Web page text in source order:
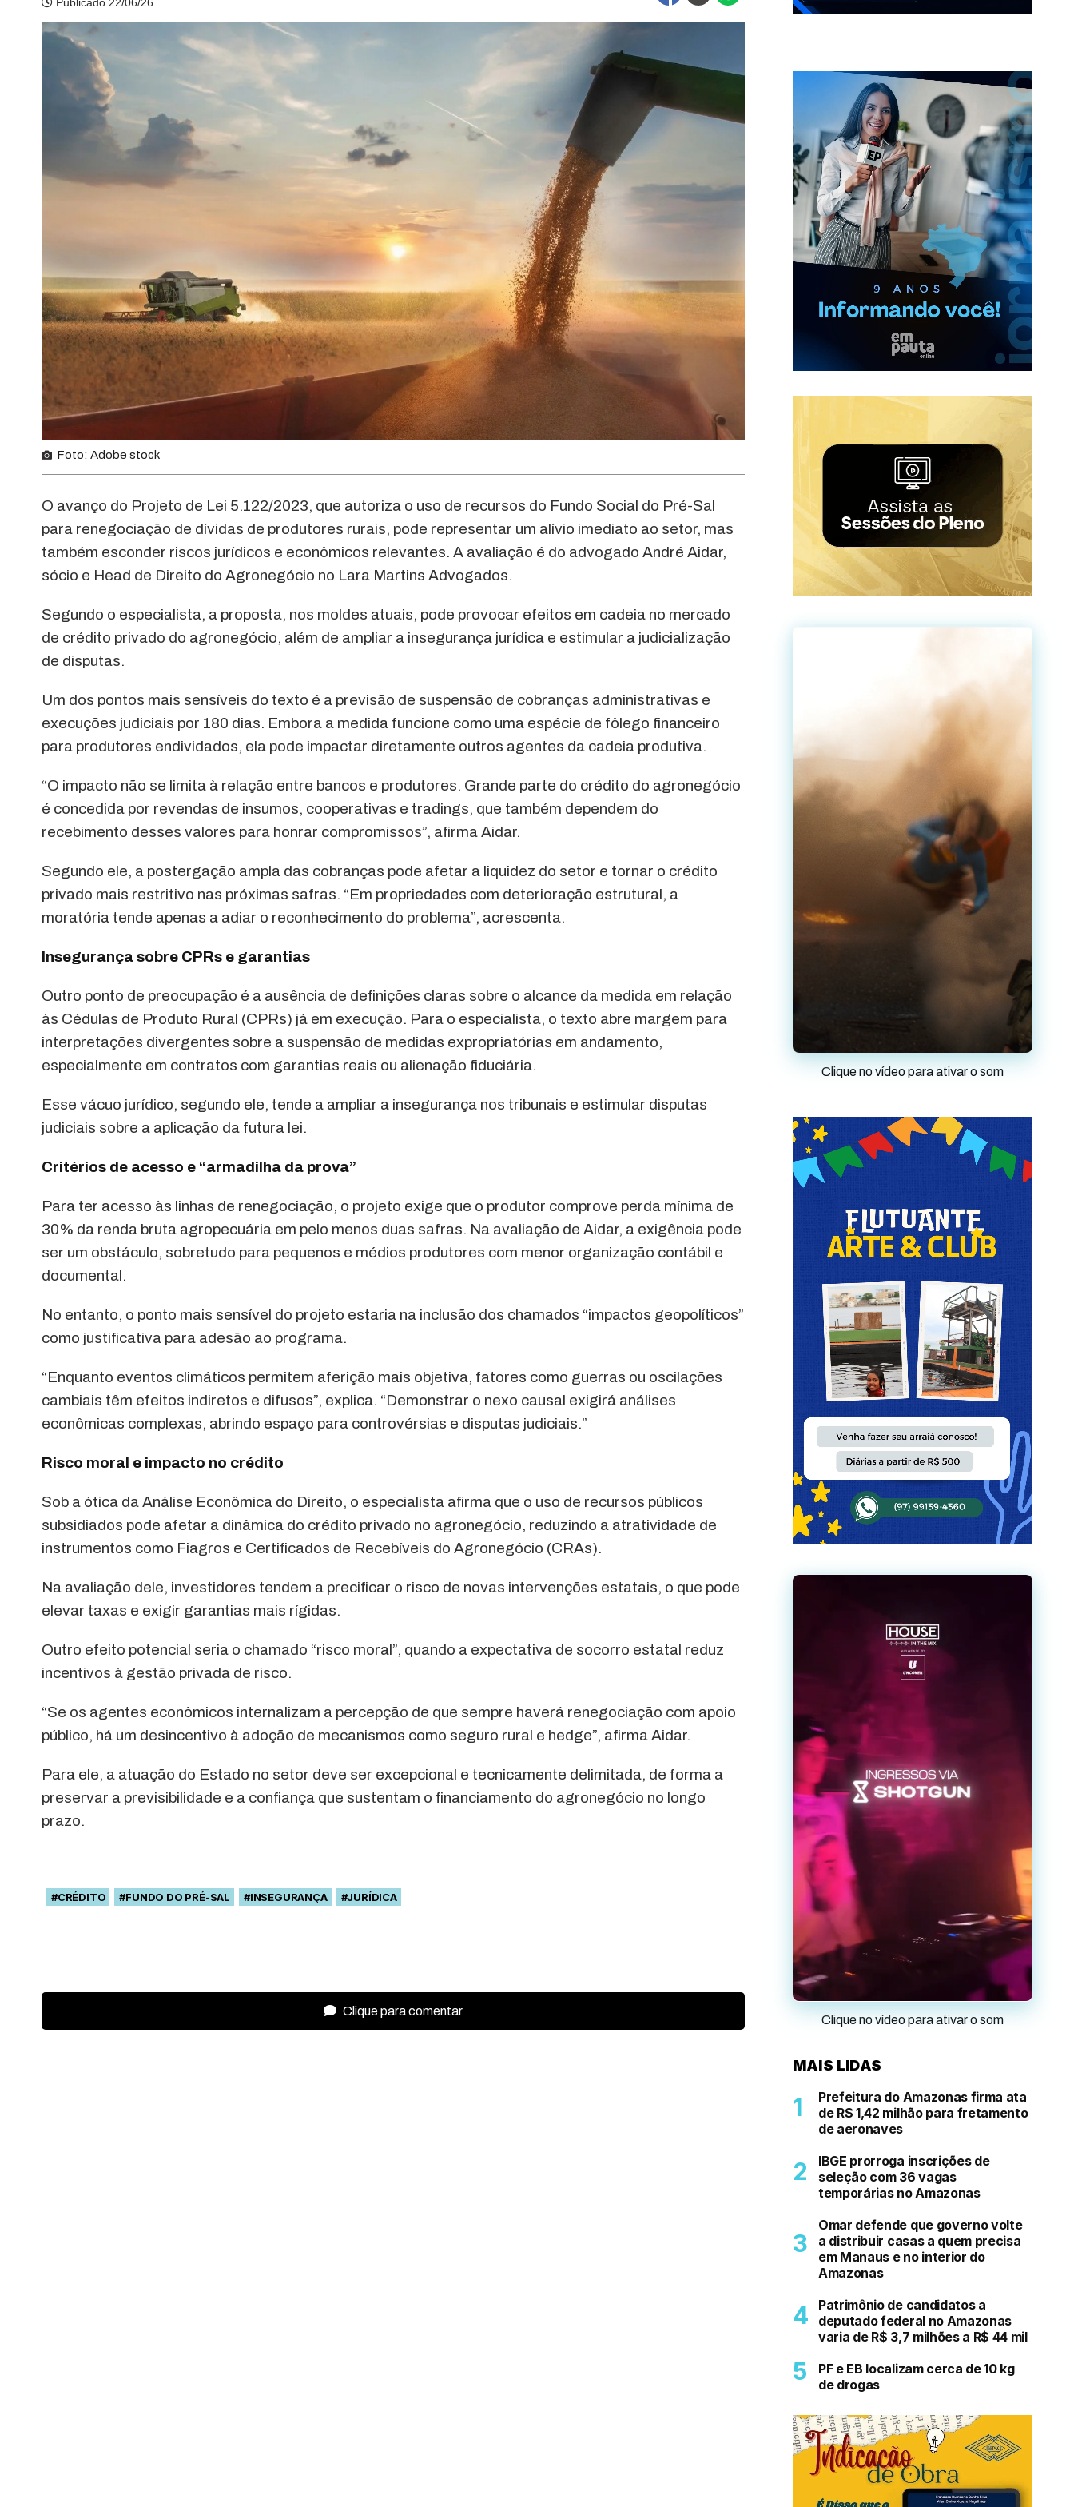
Foto: Adobe stock
O avanço do Projeto de Lei 5.122/2023, que autoriza o uso de recursos do Fundo Social do Pré-Sal
para renegociação de dívidas de produtores rurais, pode representar um alívio imediato ao setor, mas
também esconder riscos jurídicos e econômicos relevantes. A avaliação é do advogado André Aidar,
sócio e Head de Direito do Agronegócio no Lara Martins Advogados.
Segundo o especialista, a proposta, nos moldes atuais, pode provocar efeitos em cadeia no mercado
de crédito privado do agronegócio, além de ampliar a insegurança jurídica e estimular a judicialização
de disputas.
Um dos pontos mais sensíveis do texto é a previsão de suspensão de cobranças administrativas e
execuções judiciais por 180 dias. Embora a medida funcione como uma espécie de fôlego financeiro
para produtores endividados, ela pode impactar diretamente outros agentes da cadeia produtiva.
“O impacto não se limita à relação entre bancos e produtores. Grande parte do crédito do agronegócio
é concedida por revendas de insumos, cooperativas e tradings, que também dependem do
recebimento desses valores para honrar compromissos”, afirma Aidar.
Segundo ele, a postergação ampla das cobranças pode afetar a liquidez do setor e tornar o crédito
privado mais restritivo nas próximas safras. “Em propriedades com deterioração estrutural, a
moratória tende apenas a adiar o reconhecimento do problema”, acrescenta.
Insegurança sobre CPRs e garantias
Outro ponto de preocupação é a ausência de definições claras sobre o alcance da medida em relação
às Cédulas de Produto Rural (CPRs) já em execução. Para o especialista, o texto abre margem para
interpretações divergentes sobre a suspensão de medidas expropriatórias em andamento,
especialmente em contratos com garantias reais ou alienação fiduciária.
Esse vácuo jurídico, segundo ele, tende a ampliar a insegurança nos tribunais e estimular disputas
judiciais sobre a aplicação da futura lei.
Critérios de acesso e “armadilha da prova”
Para ter acesso às linhas de renegociação, o projeto exige que o produtor comprove perda mínima de
30% da renda bruta agropecuária em pelo menos duas safras. Na avaliação de Aidar, a exigência pode
ser um obstáculo, sobretudo para pequenos e médios produtores com menor organização contábil e
documental.
No entanto, o ponto mais sensível do projeto estaria na inclusão dos chamados “impactos geopolíticos”
como justificativa para adesão ao programa.
“Enquanto eventos climáticos permitem aferição mais objetiva, fatores como guerras ou oscilações
cambiais têm efeitos indiretos e difusos”, explica. “Demonstrar o nexo causal exigirá análises
econômicas complexas, abrindo espaço para controvérsias e disputas judiciais.”
Risco moral e impacto no crédito
Sob a ótica da Análise Econômica do Direito, o especialista afirma que o uso de recursos públicos
subsidiados pode afetar a dinâmica do crédito privado no agronegócio, reduzindo a atratividade de
instrumentos como Fiagros e Certificados de Recebíveis do Agronegócio (CRAs).
Na avaliação dele, investidores tendem a precificar o risco de novas intervenções estatais, o que pode
elevar taxas e exigir garantias mais rígidas.
Outro efeito potencial seria o chamado “risco moral”, quando a expectativa de socorro estatal reduz
incentivos à gestão privada de risco.
“Se os agentes econômicos internalizam a percepção de que sempre haverá renegociação com apoio
público, há um desincentivo à adoção de mecanismos como seguro rural e hedge”, afirma Aidar.
Para ele, a atuação do Estado no setor deve ser excepcional e tecnicamente delimitada, de forma a
preservar a previsibilidade e a confiança que sustentam o financiamento do agronegócio no longo
prazo.
#CRÉDITO #FUNDO DO PRÉ-SAL #INSEGURANÇA #JURÍDICA
Clique para comentar
Clique no vídeo para ativar o som
Clique no vídeo para ativar o som
MAIS LIDAS
Prefeitura do Amazonas firma ata
de R$ 1,42 milhão para fretamento
de aeronaves
IBGE prorroga inscrições de
seleção com 36 vagas
temporárias no Amazonas
Omar defende que governo volte
a distribuir casas a quem precisa
em Manaus e no interior do
Amazonas
Patrimônio de candidatos a
deputado federal no Amazonas
varia de R$ 3,7 milhões a R$ 44 mil
PF e EB localizam cerca de 10 kg
de drogas